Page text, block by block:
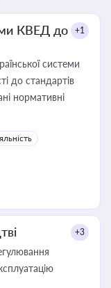
КВЕД до
+1
системи
до стандартів
нормативні
+3